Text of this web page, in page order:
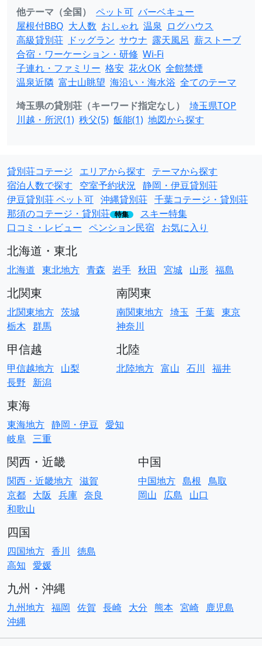
他テーマ（全国）
ペット可 バーベキュー
屋根付BBQ 大人数 おしゃれ 温泉 ログハウス
高級貸別荘 ドッグラン サウナ 露天風呂 薪ストーブ
合宿・ワーケーション・研修 Wi-Fi
子連れ・ファミリー 格安 花火OK 全館禁煙
温泉近隣 富士山眺望 海沿い・海水浴 全てのテーマ
埼玉県の貸別荘（キーワード指定なし）
埼玉県TOP
川越・所沢(1) 秩父(5) 飯能(1) 地図から探す
貸別荘コテージ エリアから探す
テーマから探す
宿泊人数で探す
空室予約状況 静岡・伊豆貸別荘
伊豆貸別荘 ペット可 沖縄貸別荘 千葉コテージ・貸別荘
那須のコテージ・貸別荘 特集
スキー特集
口コミ・レビュー ペンション民宿 お気に入り
北海道・東北
北海道 東北地方 青森 岩手 秋田 宮城 山形 福島
北関東
北関東地方 茨城
栃木 群馬
南関東
南関東地方 埼玉 千葉 東京
神奈川
甲信越
甲信越地方 山梨
長野
新潟
北陸
北陸地方 富山 石川 福井
東海
東海地方 静岡・伊豆 愛知
岐阜 三重
関西・近畿
関西・近畿地方 滋賀
京都 大阪 兵庫 奈良
和歌山
中国
中国地方 島根 鳥取
岡山
広島 山口
四国
四国地方 香川
徳島
高知 愛媛
九州・沖縄
九州地方 福岡 佐賀 長崎 大分 熊本 宮崎
鹿児島
沖縄